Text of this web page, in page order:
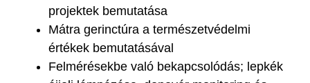
projektek bemutatása
Mátra gerinctúra a természetvédelmi
értékek bemutatásával
Felmérésekbe való bekapcsolódás; lepkék